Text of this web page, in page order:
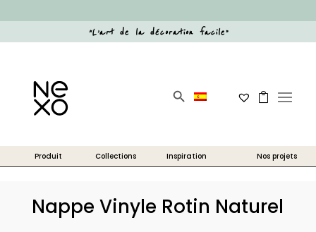
“L’art de la décoration facile”
Nappe Vinyle Rotin Naturel